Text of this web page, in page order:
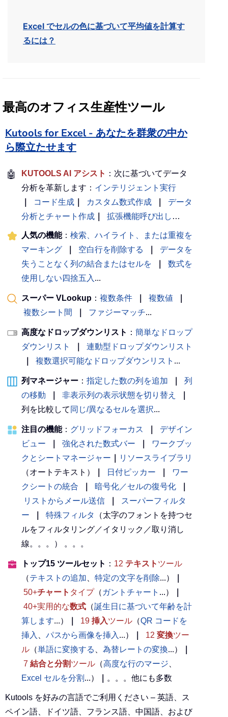
Excel でセルの色に基づいて平均値を計算す
るには？
最高のオフィス生産性ツール
Kutools for Excel - あなたを群衆の中か
ら際立たせます
🤖 KUTOOLS AI アシスト ：次に基づいてデータ
分析を革新します： インテリジェント実行
コード生成 カスタム数式作成
データ
分析とチャート作成
拡張機能呼び出し …
人気の機能： 検索、ハイライト、または重複を
マーキング
空白行を削除する
データを
失うことなく列の結合またはセルを
数式を
使用しない四捨五入 ...
スーパー VLookup ： 複数条件 複数値
複数シート間
ファジーマッチ...
高度なドロップダウンリスト ： 簡単なドロップ
ダウンリスト
連動型ドロップダウンリスト
複数選択可能なドロップダウンリスト ...
列マネージャー ： 指定した数の列を追加
列
の移動
非表示列の表示状態を切り替え
列を比較して 同じ/異なるセルを選択...
注目の機能： グリッドフォーカス
デザイン
ビュー
強化された数式バー
ワークブッ
クとシートマネージャー
リソースライブラリ
（オートテキスト）
日付ピッカー
ワー
クシートの統合
暗号化／セルの復号化
リストからメール送信
スーパーフィルタ
ー
特殊フィルタ
（太字のフォントを持つセ
ルをフィルタリング／イタリック／取り消し
線。。。） 。。。
トップ15 ツールセット ： 12 テキスト ツール
（テキストの追加 特定の文字を削除...）
50+チャート タイプ（ ガントチャート ...）
40+実用的な数式 （誕生日に基づいて年齢を計
算します...） 19 挿入ツール （QR コードを
挿入
パスから画像を挿入 ...） 12 変換ツー
ル （単語に変換する 為替レートの変換...）
7 結合と分割ツール （高度な行のマージ
Excel セルを分割 ...） 。。。他にも多数
Kutools を好みの言語でご利用ください – 英語、ス
ペイン語、ドイツ語、フランス語、中国語、および